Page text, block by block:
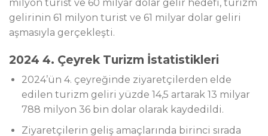
milyon turist ve 60 milyar dolar gelir hedefi, turizm
gelirinin 61 milyon turist ve 61 milyar dolar geliri
aşmasıyla gerçekleşti.
2024 4. Çeyrek Turizm İstatistikleri
2024’ün 4. çeyreğinde ziyaretçilerden elde
edilen turizm geliri yüzde 14,5 artarak 13 milyar
788 milyon 36 bin dolar olarak kaydedildi.
Ziyaretçilerin geliş amaçlarında birinci sırada